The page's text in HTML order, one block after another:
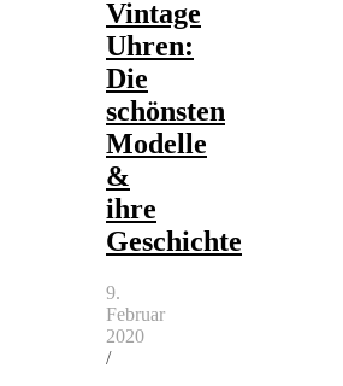
Vintage
Uhren:
Die
schönsten
Modelle
&
ihre
Geschichte
9.
Februar
2020
/